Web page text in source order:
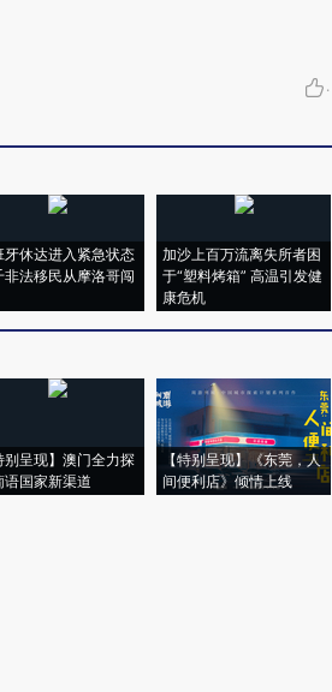
·
牙休达进入紧急状态
非法移民从摩洛哥闯
加沙上百万流离失所者困
于“塑料烤箱” 高温引发健
康危机
别呈现】澳门全力探
语国家新渠道
【特别呈现】《东莞，人
间便利店》倾情上线